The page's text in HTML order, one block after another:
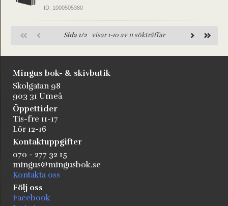
ID: 1000505380
Sida 1/2 visar 1-10 av 11 sökträffar
Mingus bok- & skivbutik
Skolgatan 98
903 31 Umeå
Öppettider
Tis-fre 11-17
Lör 12-16
Kontaktuppgifter
070 - 277 32 15
mingus@mingusbok.se
Kontakta oss
Följ oss
Facebook